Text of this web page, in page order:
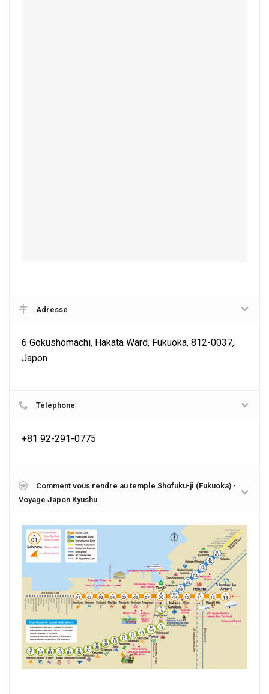
Adresse
6 Gokushomachi, Hakata Ward, Fukuoka, 812-0037,
Japon
Téléphone
+81 92-291-0775
Comment vous rendre au temple Shofuku-ji (Fukuoka) -
Voyage Japon Kyushu